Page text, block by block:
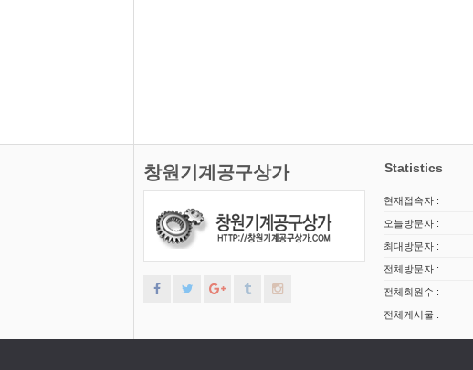
창원기계공구상가 Statistics
현재접속자 :
오늘방문자 :
최대방문자 :
전체방문자 :
전체회원수 :
전체게시물 :